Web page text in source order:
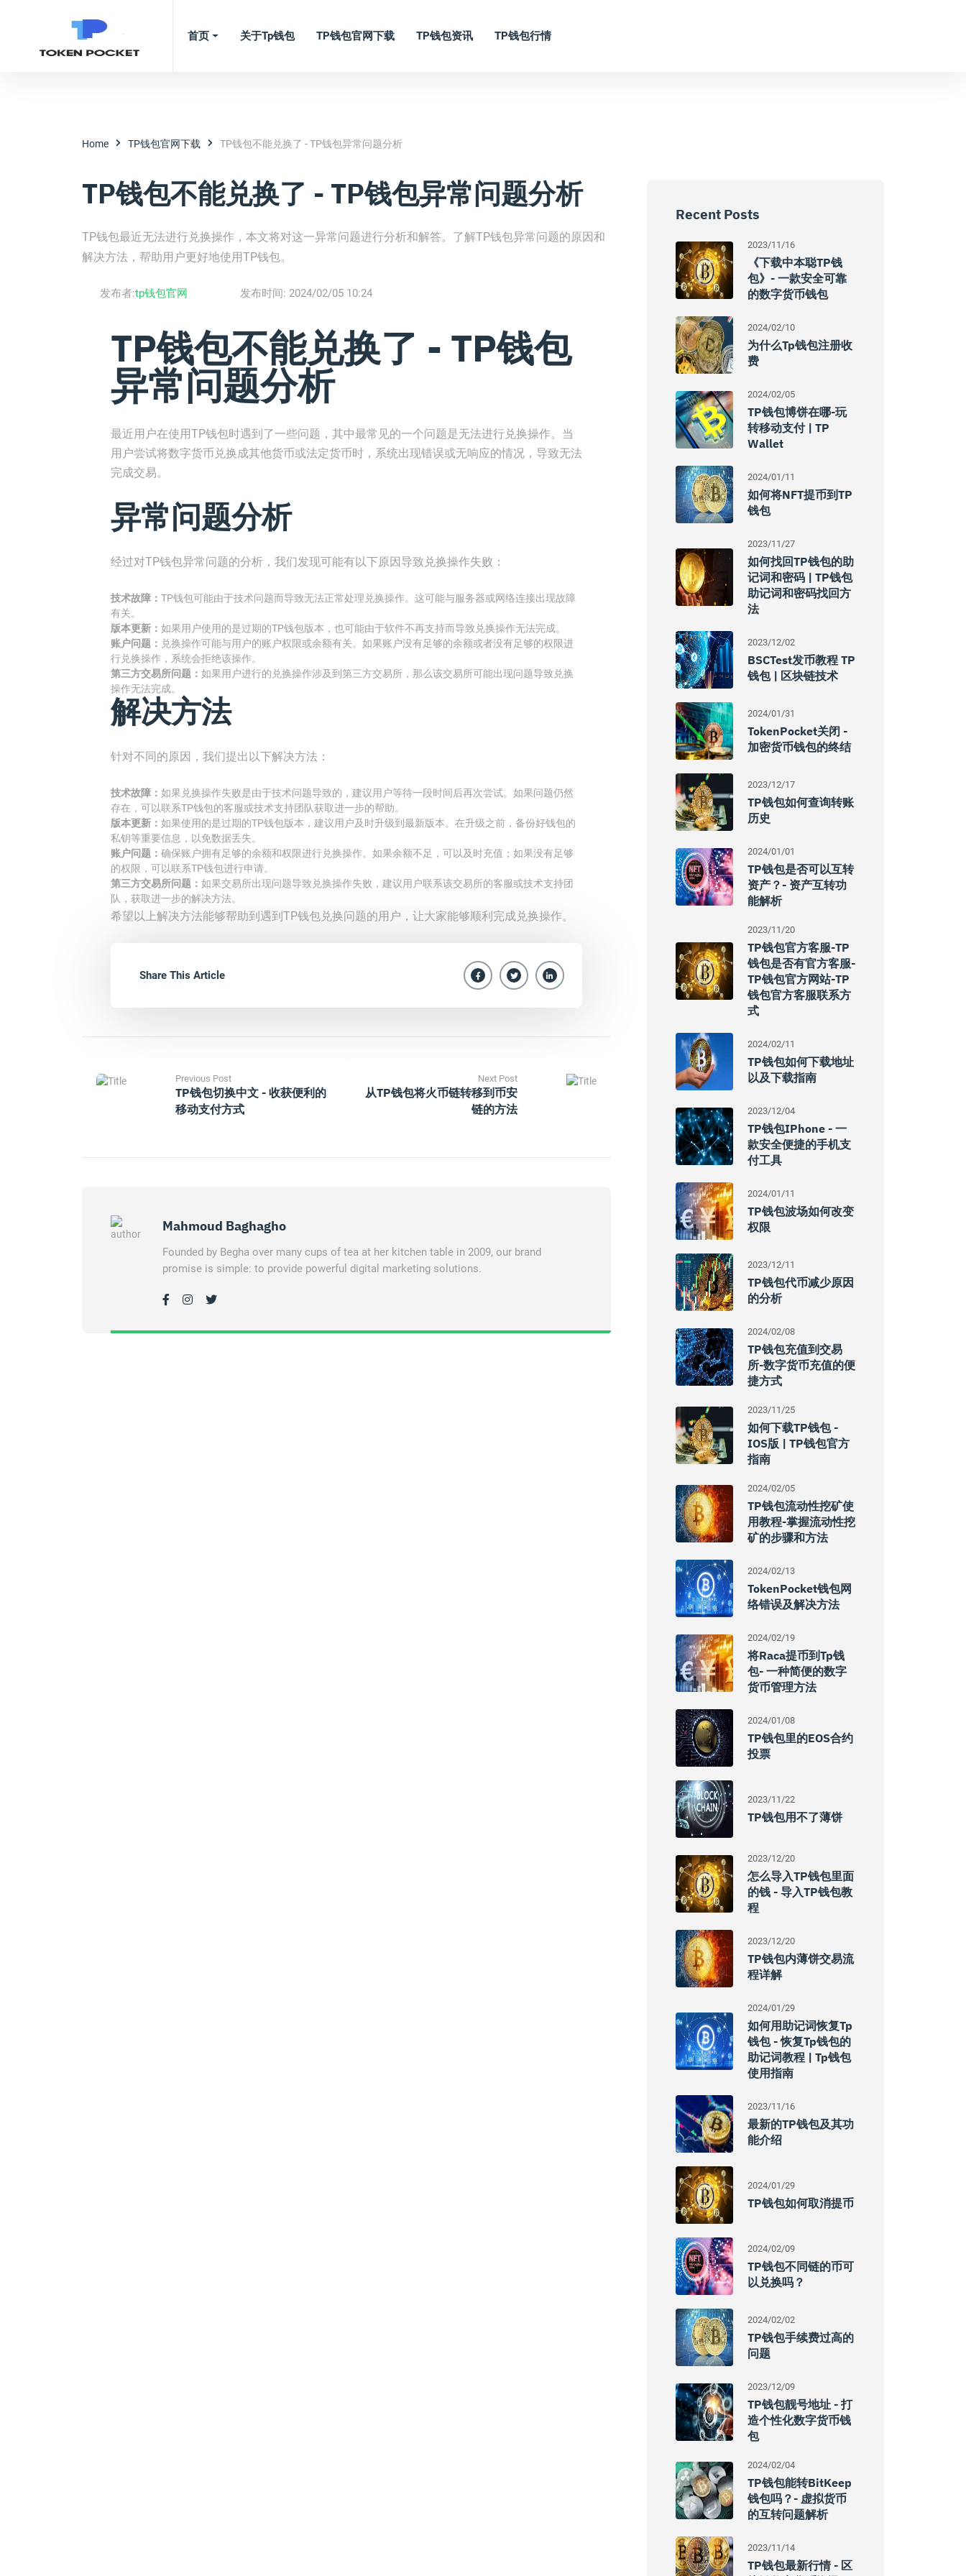
首页 关于tp钱包 TP钱包官网下载 TP钱包资讯 TP钱包行情
Home TP钱包官网下载 TP钱包不能兑换了 - TP钱包异常问题分析
TP钱包不能兑换了 - TP钱包异常问题分析
TP钱包最近无法进行兑换操作，本文将对这一异常问题进行分析和解答。了解TP钱包异常问题的原因和
解决方法，帮助用户更好地使用TP钱包。
发布者:tp钱包官网 发布时间: 2024/02/05 10:24
TP钱包不能兑换了 - TP钱包
异常问题分析
最近用户在使用TP钱包时遇到了一些问题，其中最常见的一个问题是无法进行兑换操作。当
用户尝试将数字货币兑换成其他货币或法定货币时，系统出现错误或无响应的情况，导致无法
完成交易。
异常问题分析
经过对TP钱包异常问题的分析，我们发现可能有以下原因导致兑换操作失败：
技术故障： TP钱包可能由于技术问题而导致无法正常处理兑换操作。这可能与服务器或网络连接出现故障
有关。
版本更新： 如果用户使用的是过期的TP钱包版本，也可能由于软件不再支持而导致兑换操作无法完成。
账户问题： 兑换操作可能与用户的账户权限或余额有关。如果账户没有足够的余额或者没有足够的权限进
行兑换操作，系统会拒绝该操作。
第三方交易所问题： 如果用户进行的兑换操作涉及到第三方交易所，那么该交易所可能出现问题导致兑换
操作无法完成。
解决方法
针对不同的原因，我们提出以下解决方法：
技术故障： 如果兑换操作失败是由于技术问题导致的，建议用户等待一段时间后再次尝试。如果问题仍然
存在，可以联系TP钱包的客服或技术支持团队获取进一步的帮助。
版本更新： 如果使用的是过期的TP钱包版本，建议用户及时升级到最新版本。在升级之前，备份好钱包的
私钥等重要信息，以免数据丢失。
账户问题： 确保账户拥有足够的余额和权限进行兑换操作。如果余额不足，可以及时充值；如果没有足够
的权限，可以联系TP钱包进行申请。
第三方交易所问题： 如果交易所出现问题导致兑换操作失败，建议用户联系该交易所的客服或技术支持团
队，获取进一步的解决方法。
希望以上解决方法能够帮助到遇到TP钱包兑换问题的用户，让大家能够顺利完成兑换操作。
Share This Article
Previous Post
TP钱包切换中文 - 收获便利的
移动支付方式
Next Post
从TP钱包将火币链转移到币安
链的方法
Mahmoud Baghagho
Founded by Begha over many cups of tea at her kitchen table in 2009, our brand
promise is simple: to provide powerful digital marketing solutions.
Recent Posts
2023/11/16
《下载中本聪TP钱
包》- 一款安全可靠
的数字货币钱包
2024/02/10
为什么tp钱包注册收
费
2024/02/05
TP钱包博饼在哪-玩
转移动支付 | TP
Wallet
2024/01/11
如何将NFT提币到TP
钱包
2023/11/27
如何找回TP钱包的助
记词和密码 | TP钱包
助记词和密码找回方
法
2023/12/02
BSCTest发币教程 TP
钱包 | 区块链技术
2024/01/31
TokenPocket关闭 -
加密货币钱包的终结
2023/12/17
TP钱包如何查询转账
历史
2024/01/01
TP钱包是否可以互转
资产？- 资产互转功
能解析
2023/11/20
TP钱包官方客服-TP
钱包是否有官方客服-
TP钱包官方网站-TP
钱包官方客服联系方
式
2024/02/11
TP钱包如何下载地址
以及下载指南
2023/12/04
TP钱包iPhone - 一
款安全便捷的手机支
付工具
2024/01/11
TP钱包波场如何改变
权限
2023/12/11
TP钱包代币减少原因
的分析
2024/02/08
TP钱包充值到交易
所-数字货币充值的便
捷方式
2023/11/25
如何下载TP钱包 -
IOS版 | TP钱包官方
指南
2024/02/05
TP钱包流动性挖矿使
用教程-掌握流动性挖
矿的步骤和方法
2024/02/13
TokenPocket钱包网
络错误及解决方法
2024/02/19
将raca提币到tp钱
包- 一种简便的数字
货币管理方法
2024/01/08
TP钱包里的EOS合约
投票
2023/11/22
TP钱包用不了薄饼
2023/12/20
怎么导入TP钱包里面
的钱 - 导入TP钱包教
程
2023/12/20
TP钱包内薄饼交易流
程详解
2024/01/29
如何用助记词恢复tp
钱包 - 恢复tp钱包的
助记词教程 | Tp钱包
使用指南
2023/11/16
最新的TP钱包及其功
能介绍
2024/01/29
TP钱包如何取消提币
2024/02/09
TP钱包不同链的币可
以兑换吗？
2024/02/02
TP钱包手续费过高的
问题
2023/12/09
TP钱包靓号地址 - 打
造个性化数字货币钱
包
2024/02/04
TP钱包能转BitKeep
钱包吗？- 虚拟货币
的互转问题解析
2023/11/14
TP钱包最新行情 - 区